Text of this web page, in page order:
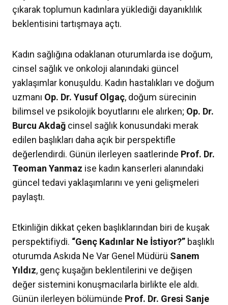
çıkarak toplumun kadınlara yüklediği dayanıklılık
beklentisini tartışmaya açtı.
Kadın sağlığına odaklanan oturumlarda ise doğum,
cinsel sağlık ve onkoloji alanındaki güncel
yaklaşımlar konuşuldu. Kadın hastalıkları ve doğum
uzmanı Op. Dr. Yusuf Olgaç, doğum sürecinin
bilimsel ve psikolojik boyutlarını ele alırken; Op. Dr.
Burcu Akdağ cinsel sağlık konusundaki merak
edilen başlıkları daha açık bir perspektifle
değerlendirdi. Günün ilerleyen saatlerinde Prof. Dr.
Teoman Yanmaz ise kadın kanserleri alanındaki
güncel tedavi yaklaşımlarını ve yeni gelişmeleri
paylaştı.
Etkinliğin dikkat çeken başlıklarından biri de kuşak
perspektifiydi. “Genç Kadınlar Ne İstiyor?” başlıklı
oturumda Askıda Ne Var Genel Müdürü Sanem
Yıldız, genç kuşağın beklentilerini ve değişen
değer sistemini konuşmacılarla birlikte ele aldı.
Günün ilerleyen bölümünde Prof. Dr. Gresi Sanje